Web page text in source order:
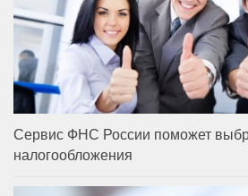
Сервис ФНС России поможет
налогообложения